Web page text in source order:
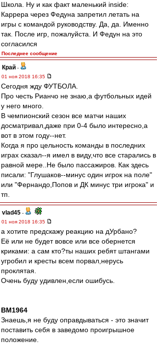
Школа. Ну и как факт маленький inside:
Каррера через Федуна запретил летать на
игры с командой руководству. Да, да. Именно
так. После игр, пожалуйста. И Федун на это
согласился
Последнее сообщение
Край -
01 ноя 2018 16:35
Сегодня жду ФУТБОЛА.
Про честь Рианчо не знаю,а футбольных идей
у него много.
В чемпионский сезон все матчи наших
досматривал,даже при 0-4 было интересно,а
вот в этом году--нет.
Когда я про цельность команды в последних
играх сказал--я имел в виду,что все старались в
равной мере..Не было пассажиров. Как здесь
писали: "Глушаков--минус один игрок на поле"
или "Фернандо,Попов и ДК минус три игрока" и
тп.
vlad45 -
01 ноя 2018 16:35
а хотите предскажу реакцию на дУрбано?
Её или не будет вовсе или все обернется
криками: а сам кто?ты наших ребят штангами
угробил и кресты всем порвал,нерусь
проклятая.
Очень буду удивлен,если ошибусь.
BM1964
Знаешь,я не буду оправдываться - это значит
поставить себя в заведомо проигрышное
положение.